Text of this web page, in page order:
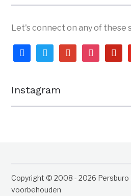
Let's connect on any of these
facebooktwitter google instagram
Instagram
Copyright © 2008 - 2026 Persburo
voorbehouden